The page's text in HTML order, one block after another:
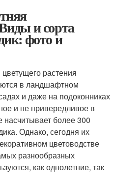
и сорта
фото и
растения
в ландшафтном
и даже на подоконниках
и не привередливое в
насчитывает более 300
Однако, сегодня их
цветоводстве
разнообразных
как однолетние, так